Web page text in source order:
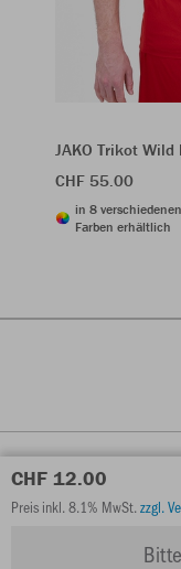
CHF 12.00
Preis inkl. 8.1% MwSt.zzgl.
JAKO Trikot Wild
CHF 55.00
in 8 verschiedenen
Farben erhältlich